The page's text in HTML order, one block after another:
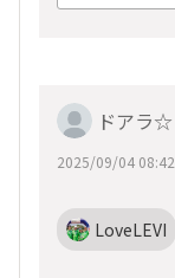
ドアラ☆
2025/09/04 08:42
LoveLEVI